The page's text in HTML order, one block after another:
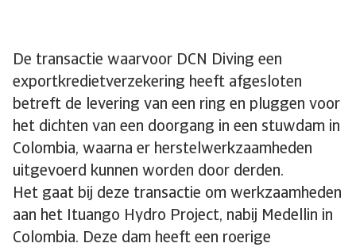
De transactie waarvoor DCN Diving een
exportkredietverzekering heeft afgesloten
betreft de levering van een ring en pluggen voor
het dichten van een doorgang in een stuwdam in
Colombia, waarna er herstelwerkzaamheden
uitgevoerd kunnen worden door derden.
Het gaat bij deze transactie om werkzaamheden
aan het Ituango Hydro Project, nabij Medellin in
Colombia. Deze dam heeft een roerige